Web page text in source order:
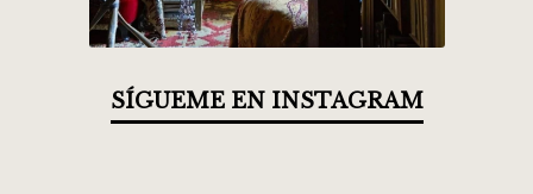
SÍGUEME EN INSTAGRAM